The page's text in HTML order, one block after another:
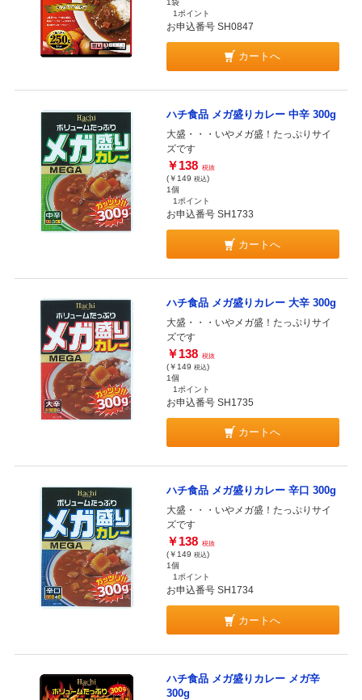
1ポイント
お申込番号 SH0847
カートへ
ハチ食品 メガ盛りカレー 中辛 300g
大盛・・・いやメガ盛！たっぷりサイ
ズです
￥138 税抜
(￥149 税込)
1個
1ポイント
お申込番号 SH1733
カートへ
ハチ食品 メガ盛りカレー 大辛 300g
大盛・・・いやメガ盛！たっぷりサイ
ズです
￥138 税抜
(￥149 税込)
1個
1ポイント
お申込番号 SH1735
カートへ
ハチ食品 メガ盛りカレー 辛口 300g
大盛・・・いやメガ盛！たっぷりサイ
ズです
￥138 税抜
(￥149 税込)
1個
1ポイント
お申込番号 SH1734
カートへ
ハチ食品 メガ盛りカレー メガ辛
300g